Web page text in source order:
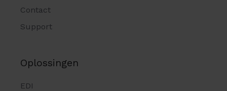
Contact
Support
Oplossingen
EDI